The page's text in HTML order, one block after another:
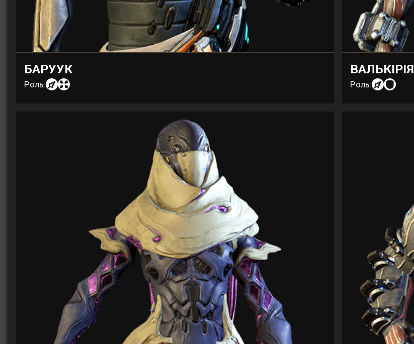
БАРУУК
Роль:
ВАЛЬКІРІЯ
Роль: